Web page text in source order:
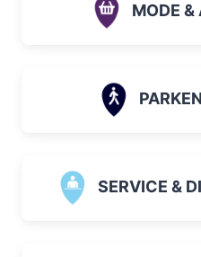
MODE &
SERVICE &